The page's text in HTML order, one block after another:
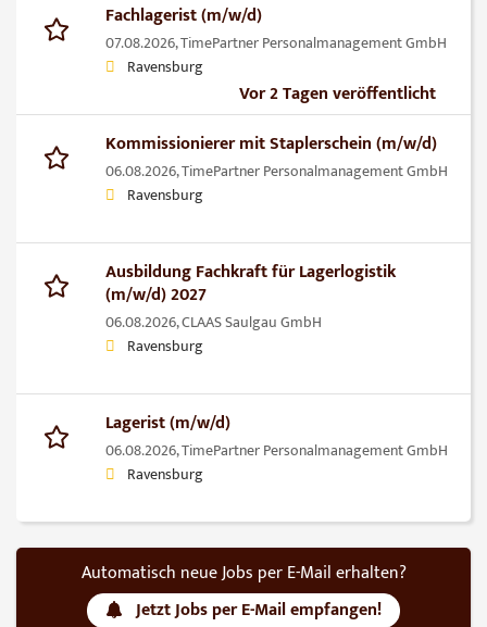
Fachlagerist (m/w/d)
07.08.2026,TimePartner Personalmanagement GmbH
Ravensburg
Vor 2 Tagen veröffentlicht
Kommissionierer mit Staplerschein (m/w/d)
06.08.2026,TimePartner Personalmanagement GmbH
Ravensburg
Ausbildung Fachkraft für Lagerlogistik
(m/w/d) 2027
06.08.2026,CLAAS Saulgau GmbH
Ravensburg
Lagerist (m/w/d)
06.08.2026,TimePartner Personalmanagement GmbH
Ravensburg
Automatisch neue Jobs per E-Mail erhalten?
Jetzt Jobs per E-Mail empfangen!